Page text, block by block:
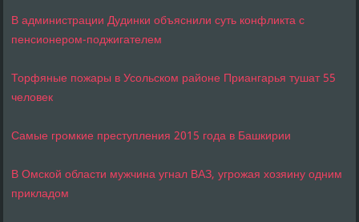
В администрации Дудинки объяснили суть конфликта с
пенсионером-поджигателем
Торфяные пожары в Усольском районе Приангарья тушат 55
человек
Самые громкие преступления 2015 года в Башкирии
В Омской области мужчина угнал ВАЗ, угрожая хозяину одним
прикладом